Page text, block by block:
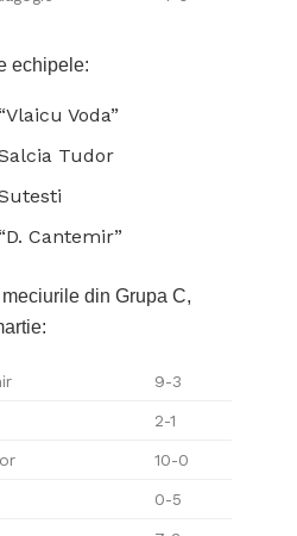
echipele:
Voda”
Tudor
Cantemir”
din Grupa C,
9-3
2-1
10-0
0-5